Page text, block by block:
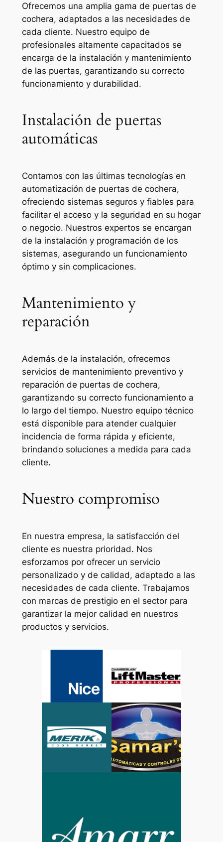
Ofrecemos una amplia gama de puertas de
cochera, adaptados a las necesidades de
cada cliente. Nuestro equipo de
profesionales altamente capacitados se
encarga de la instalación y mantenimiento
de las puertas, garantizando su correcto
funcionamiento y durabilidad.
Instalación de puertas
automáticas
Contamos con las últimas tecnologías en
automatización de puertas de cochera,
ofreciendo sistemas seguros y fiables para
facilitar el acceso y la seguridad en su hogar
o negocio. Nuestros expertos se encargan
de la instalación y programación de los
sistemas, asegurando un funcionamiento
óptimo y sin complicaciones.
Mantenimiento y
reparación
Además de la instalación, ofrecemos
servicios de mantenimiento preventivo y
reparación de puertas de cochera,
garantizando su correcto funcionamiento a
lo largo del tiempo. Nuestro equipo técnico
está disponible para atender cualquier
incidencia de forma rápida y eficiente,
brindando soluciones a medida para cada
cliente.
Nuestro compromiso
En nuestra empresa, la satisfacción del
cliente es nuestra prioridad. Nos
esforzamos por ofrecer un servicio
personalizado y de calidad, adaptado a las
necesidades de cada cliente. Trabajamos
con marcas de prestigio en el sector para
garantizar la mejor calidad en nuestros
productos y servicios.